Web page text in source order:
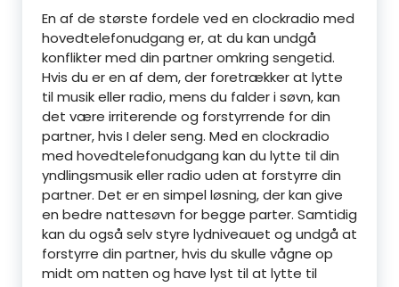
En af de største fordele ved en clockradio med
hovedtelefonudgang er, at du kan undgå
konflikter med din partner omkring sengetid.
Hvis du er en af dem, der foretrækker at lytte
til musik eller radio, mens du falder i søvn, kan
det være irriterende og forstyrrende for din
partner, hvis I deler seng. Med en clockradio
med hovedtelefonudgang kan du lytte til din
yndlingsmusik eller radio uden at forstyrre din
partner. Det er en simpel løsning, der kan give
en bedre nattesøvn for begge parter. Samtidig
kan du også selv styre lydniveauet og undgå at
forstyrre din partner, hvis du skulle vågne op
midt om natten og have lyst til at lytte til